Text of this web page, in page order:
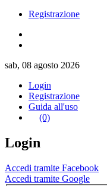
Registrazione
sab, 08 agosto 2026
Login
Registrazione
Guida all'uso
(0)
Login
Accedi tramite Facebook
Accedi tramite Google